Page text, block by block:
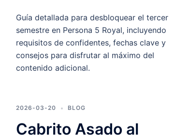
Guía detallada para desbloquear el tercer
semestre en Persona 5 Royal, incluyendo
requisitos de confidentes, fechas clave y
consejos para disfrutar al máximo del
contenido adicional.
2026-03-20 BLOG
Cabrito Asado al